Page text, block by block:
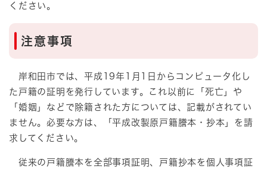
ください。
注意事項
岸和田市では、平成19年1月1日からコンピュータ化し
た戸籍の証明を発行しています。これ以前に「死亡」や
「婚姻」などで除籍された方については、記載がされてい
ません。必要な方は、「平成改製原戸籍謄本・抄本」を請
求してください。
従来の戸籍謄本を全部事項証明、戸籍抄本を個人事項証